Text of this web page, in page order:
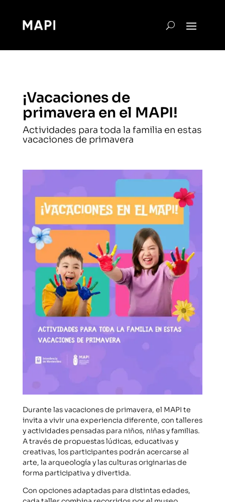
¡Vacaciones de
primavera en el MAPI!
Actividades para toda la familia en estas
vacaciones de primavera
Durante las vacaciones de primavera, el MAPI te
invita a vivir una experiencia diferente, con talleres
y actividades pensadas para niños, niñas y familias.
A través de propuestas lúdicas, educativas y
creativas, los participantes podrán acercarse al
arte, la arqueología y las culturas originarias de
forma participativa y divertida.
Con opciones adaptadas para distintas edades,